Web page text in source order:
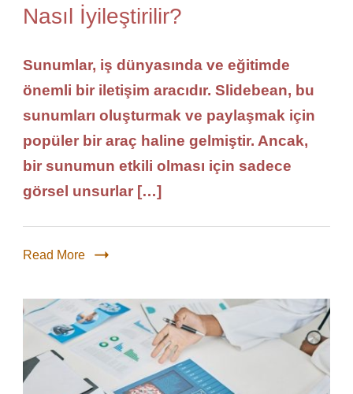
Nasıl İyileştirilir?
Sunumlar, iş dünyasında ve eğitimde
önemli bir iletişim aracıdır. Slidebean, bu
sunumları oluşturmak ve paylaşmak için
popüler bir araç haline gelmiştir. Ancak,
bir sunumun etkili olması için sadece
görsel unsurlar […]
Read More